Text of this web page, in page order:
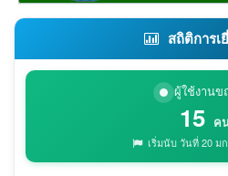
สถิติการ
ผู้ใช้งาน
15 ค
เริ่มนับ วันที่ 20 ม